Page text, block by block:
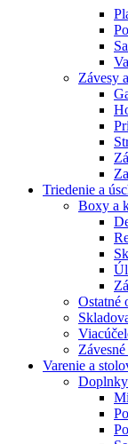
Závesy
Triedenie a
Boxy a
Ostatné
Varenie a